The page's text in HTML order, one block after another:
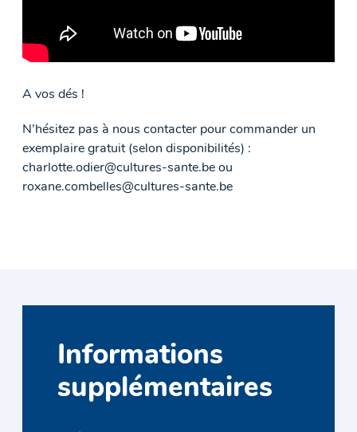
A vos dés !
N’hésitez pas à nous contacter pour commander un
exemplaire gratuit (selon disponibilités) :
charlotte.odier@cultures-sante.be ou
roxane.combelles@cultures-sante.be
Informations
supplémentaires